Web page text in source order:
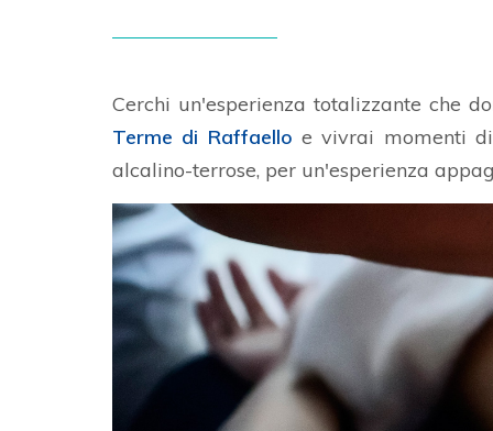
Cerchi un'esperienza totalizzante che
Terme di Raffaello e vivrai momenti
alcalino-terrose, per un'esperienza